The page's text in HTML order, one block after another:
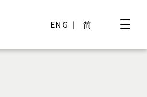
ENG 简